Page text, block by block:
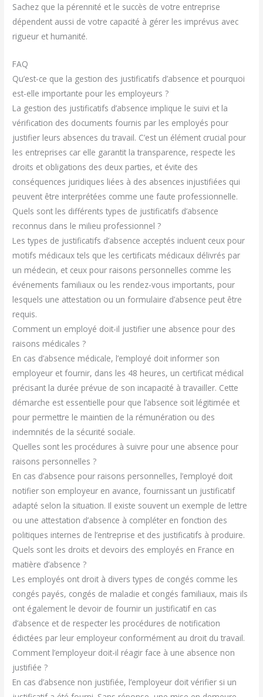
Sachez que la pérennité et le succès de votre entreprise
dépendent aussi de votre capacité à gérer les imprévus avec
rigueur et humanité.
FAQ
Qu’est-ce que la gestion des justificatifs d’absence et pourquoi
est-elle importante pour les employeurs ?
La gestion des justificatifs d’absence implique le suivi et la
vérification des documents fournis par les employés pour
justifier leurs absences du travail. C’est un élément crucial pour
les entreprises car elle garantit la transparence, respecte les
droits et obligations des deux parties, et évite des
conséquences juridiques liées à des absences injustifiées qui
peuvent être interprétées comme une faute professionnelle.
Quels sont les différents types de justificatifs d’absence
reconnus dans le milieu professionnel ?
Les types de justificatifs d’absence acceptés incluent ceux pour
motifs médicaux tels que les certificats médicaux délivrés par
un médecin, et ceux pour raisons personnelles comme les
événements familiaux ou les rendez-vous importants, pour
lesquels une attestation ou un formulaire d’absence peut être
requis.
Comment un employé doit-il justifier une absence pour des
raisons médicales ?
En cas d’absence médicale, l’employé doit informer son
employeur et fournir, dans les 48 heures, un certificat médical
précisant la durée prévue de son incapacité à travailler. Cette
démarche est essentielle pour que l’absence soit légitimée et
pour permettre le maintien de la rémunération ou des
indemnités de la sécurité sociale.
Quelles sont les procédures à suivre pour une absence pour
raisons personnelles ?
En cas d’absence pour raisons personnelles, l’employé doit
notifier son employeur en avance, fournissant un justificatif
adapté selon la situation. Il existe souvent un exemple de lettre
ou une attestation d’absence à compléter en fonction des
politiques internes de l’entreprise et des justificatifs à produire.
Quels sont les droits et devoirs des employés en France en
matière d’absence ?
Les employés ont droit à divers types de congés comme les
congés payés, congés de maladie et congés familiaux, mais ils
ont également le devoir de fournir un justificatif en cas
d’absence et de respecter les procédures de notification
édictées par leur employeur conformément au droit du travail.
Comment l’employeur doit-il réagir face à une absence non
justifiée ?
En cas d’absence non justifiée, l’employeur doit vérifier si un